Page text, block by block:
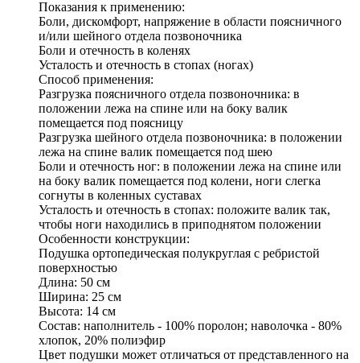
Показания к применению:
Боли, дискомфорт, напряжение в области поясничного
и/или шейного отдела позвоночника
Боли и отечность в коленях
Усталость и отечность в стопах (ногах)
Способ применения:
Разгрузка поясничного отдела позвоночника: в
положении лежа на спине или на боку валик
помещается под поясницу
Разгрузка шейного отдела позвоночника: в положении
лежа на спине валик помещается под шею
Боли и отечность ног: в положении лежа на спине или
на боку валик помещается под колени, ноги слегка
согнуты в коленных суставах
Усталость и отечность в стопах: положите валик так,
чтобы ноги находились в приподнятом положении
Особенности конструкции:
Подушка ортопедическая полукруглая с ребристой
поверхностью
Длина: 50 см
Ширина: 25 см
Высота: 14 см
Состав: наполнитель - 100% поролон; наволочка - 80%
хлопок, 20% полиэфир
Цвет подушки может отличаться от представленного на